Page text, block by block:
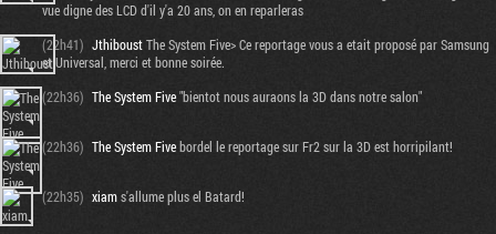
vue digne des LCD d'il y'a 20 ans, on en reparleras
(22h41) JthiboustThe System Five> Ce reportage vous a etait proposé par Samsung
et Universal, merci et bonne soirée.
(22h36) The System Five"bientot nous auraons la 3D dans notre salon"
(22h36) The System Fivebordel le reportage sur Fr2 sur la 3D est horripilant!
(22h35) xiams'allume plus el Batard!